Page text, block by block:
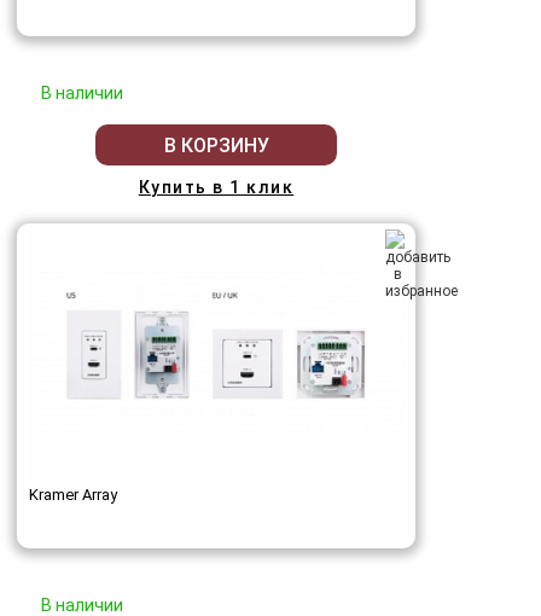
В наличии
В КОРЗИНУ
Купить в 1 клик
Kramer Array
В наличии